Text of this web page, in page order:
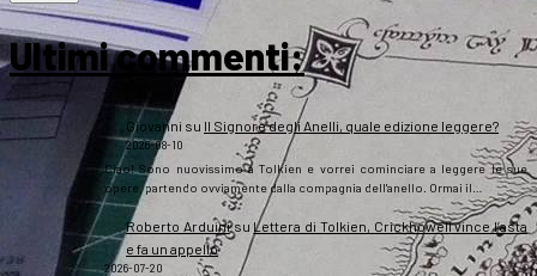
Ultimi commenti:
Giovanni su Il Signore degli Anelli, quale edizione leggere?
2026-08-10
Ciao! Sono nuovissimo a Tolkien e vorrei cominciare a leggere le sue
opere, partendo ovviamente dalla compagnia dell'anello. Ormai il…
Roberto ArduinisuLettera di Tolkien, Crickhowell vince l’asta
e fa un appello
2026-07-20